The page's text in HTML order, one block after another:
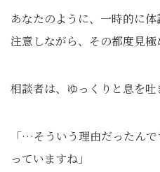
あなたのように、一時的に
注意しながら、その都度見極
相談者は、ゆっくりと息を吐
「…そういう理由だったん
っていますね」